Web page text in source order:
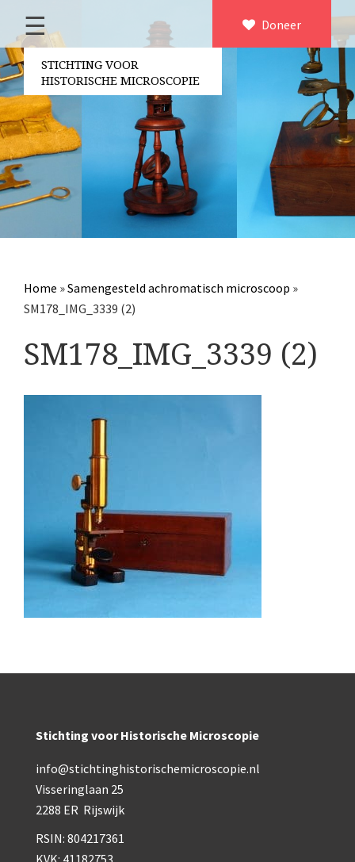
×
Home
Over ons
Contact
Bestuur
Vrijwilligers
Partners
Jaarverslagen
Microscopen
Overige optische instrumenten
Elektrische meetapparatuur
Boeken
Divers
Culpeper (ca. 1735)
Cuff (ca. 1745)
volgens Culpeper (1750-1780)
‘Jones’ most improved type’ (1800-1830)
Long, Gould type (1821-1850)
Dollond, ‘bar-limb’ (1860-1880)
Ongesigneerd, Engels (1860-1880)
Robbins (1860-1890)
Doneer
☰
STICHTING VOOR
HISTORISCHE MICROSCOPIE
Home »Samengesteld achromatisch microscoop »
SM178_IMG_3339 (2)
SM178_IMG_3339 (2)
Stichting voor Historische Microscopie
info@stichtinghistorischemicroscopie.nl
Visseringlaan 25
2288 ER Rijswijk
RSIN: 804217361
KVK: 41182753